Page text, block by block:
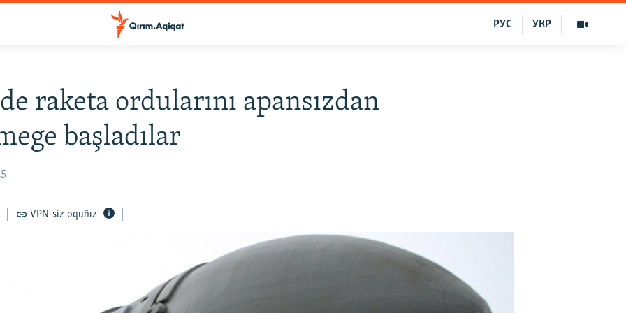
УКР
РУС
raketa ordularını apansızdan
başladılar
VPN-siz oquñız